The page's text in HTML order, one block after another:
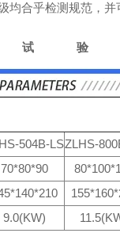
合乎检测规范，并
验
504B-LSZLHS-
70*80*90
9.0(KW)